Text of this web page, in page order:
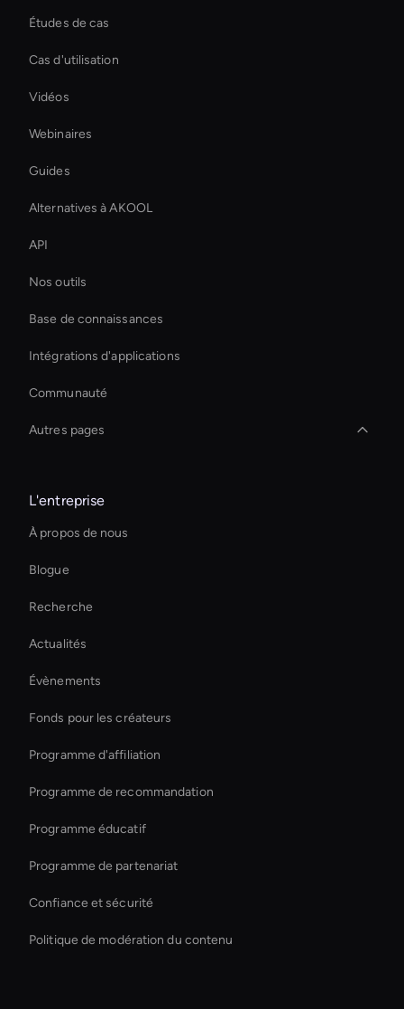
Études de cas
Cas d'utilisation
Vidéos
Webinaires
Guides
Alternatives à AKOOL
API
Nos outils
Base de connaissances
Intégrations d'applications
Communauté
Autres pages
Éditeur vidéo d'entreprise AI
Améliorez vos vidéos grâce à l'IA
Ai Avatar Conferencing
Rapport hauteur/largeur de la vidéo AI
conversational ai avatar
Outil de montage vidéo AI
Holographic Display Ai
L'entreprise
À propos de nous
Blogue
Recherche
Actualités
Évènements
Fonds pour les créateurs
Programme d'affiliation
Programme de recommandation
Programme éducatif
Programme de partenariat
Confiance et sécurité
Politique de modération du contenu